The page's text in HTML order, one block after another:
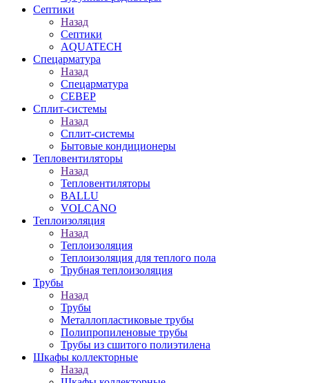
Септики
Назад
Септики
AQUATECH
Спецарматура
Назад
Спецарматура
СЕВЕР
Сплит-системы
Назад
Сплит-системы
Бытовые кондиционеры
Тепловентиляторы
Назад
Тепловентиляторы
BALLU
VOLCANO
Теплоизоляция
Назад
Теплоизоляция
Теплоизоляция для теплого пола
Трубная теплоизоляция
Трубы
Назад
Трубы
Металлопластиковые трубы
Полипропиленовые трубы
Трубы из сшитого полиэтилена
Шкафы коллекторные
Назад